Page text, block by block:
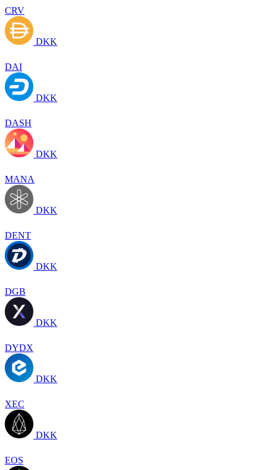
CRV
DKK
DAI
DKK
DASH
DKK
MANA
DKK
DENT
DKK
DGB
DKK
DYDX
DKK
XEC
DKK
EOS